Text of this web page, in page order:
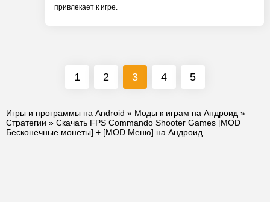
привлекает к игре.
1 2 3 4 5
Игры и программы на Android » Моды к играм на Андроид »
Стратегии » Скачать FPS Commando Shooter Games [MOD
Бесконечные монеты] + [MOD Меню] на Андроид